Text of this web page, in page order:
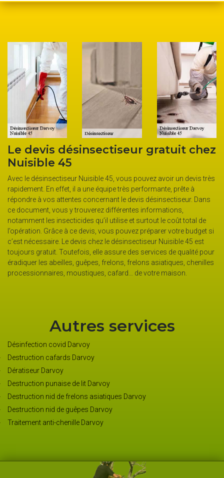
Le devis désinsectiseur gratuit chez
Nuisible 45
Avec le désinsectiseur Nuisible 45, vous pouvez avoir un devis très
rapidement. En effet, il a une équipe très performante, prête à
répondre à vos attentes concernant le devis désinsectiseur. Dans
ce document, vous y trouverez différentes informations,
notamment les insecticides qu’il utilise et surtout le coût total de
l’opération. Grâce à ce devis, vous pouvez préparer votre budget si
c’est nécessaire. Le devis chez le désinsectiseur Nuisible 45 est
toujours gratuit. Toutefois, elle assure des services de qualité pour
éradiquer les abeilles, guêpes, frelons, frelons asiatiques, chenilles
processionnaires, moustiques, cafard… de votre maison.
Autres services
Désinfection covid Darvoy
Destruction cafards Darvoy
Dératiseur Darvoy
Destruction punaise de lit Darvoy
Destruction nid de frelons asiatiques Darvoy
Destruction nid de guêpes Darvoy
Traitement anti-chenille Darvoy